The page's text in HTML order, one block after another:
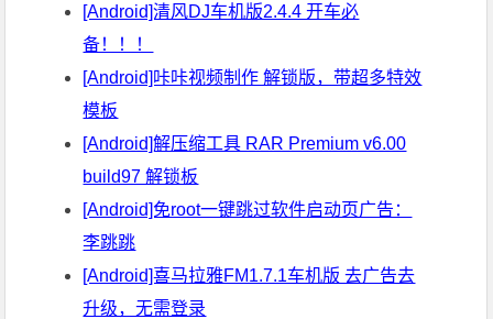
[Android]清风DJ车机版2.4.4 开车必
备！！！
[Android]咔咔视频制作 解锁版，带超多特效
模板
[Android]解压缩工具 RAR Premium v6.00
build97 解锁板
[Android]免root一键跳过软件启动页广告：
李跳跳
[Android]喜马拉雅FM1.7.1车机版 去广告去
升级，无需登录